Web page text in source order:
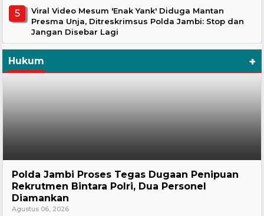
Viral Video Mesum 'Enak Yank' Diduga Mantan
Presma Unja, Ditreskrimsus Polda Jambi: Stop dan
Jangan Disebar Lagi
Hukum +
Polda Jambi Proses Tegas Dugaan Penipuan
Rekrutmen Bintara Polri, Dua Personel
Diamankan
Agustus 06, 2026